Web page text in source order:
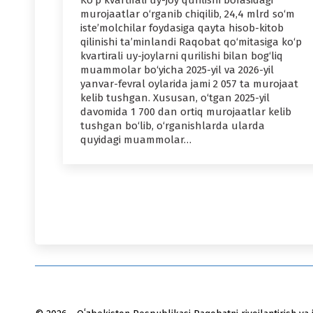
murojaatlar o‘rganib chiqilib, 24,4 mlrd so‘m
iste’molchilar foydasiga qayta hisob-kitob
qilinishi ta’minlandi Raqobat qo‘mitasiga ko‘p
kvartirali uy-joylarni qurilishi bilan bog‘liq
muammolar bo‘yicha 2025-yil va 2026-yil
yanvar-fevral oylarida jami 2 057 ta murojaat
kelib tushgan. Xususan, o‘tgan 2025-yil
davomida 1 700 dan ortiq murojaatlar kelib
tushgan bo‘lib, o‘rganishlarda ularda
quyidagi muammolar…